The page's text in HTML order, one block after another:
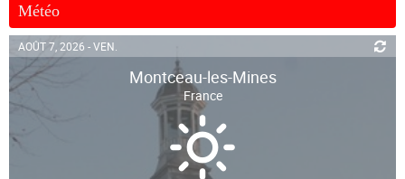
Météo
AOÛT 7, 2026 - VEN.
Montceau-les-Mines
France